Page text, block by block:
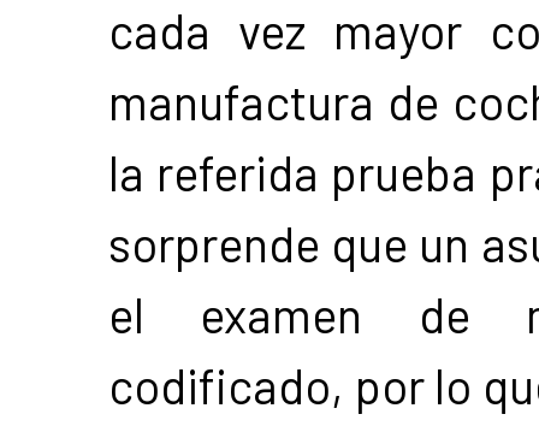
cada vez mayor
manufactura de
la referida prueba
sorprende que un
el examen de
codificado, por lo